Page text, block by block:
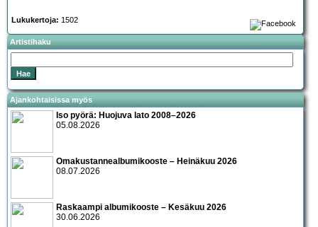
Lukukertoja: 1502
Artistihaku
Ajankohtaisissa myös
Iso pyörä: Huojuva lato 2008–2026
05.08.2026
Omakustannealbumikooste – Heinäkuu 2026
08.07.2026
Raskaampi albumikooste – Kesäkuu 2026
30.06.2026